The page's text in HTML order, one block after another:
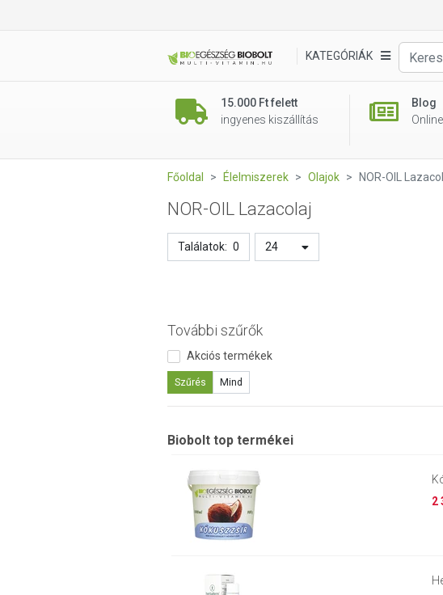
KATEGÓRIÁK
15.000 Ft felett
ingyenes kiszállítás
Blog
Főoldal Élelmiszerek Olajok NOR-OIL
További szűrők
Akciós termékek
Szűrés Mind
Biobolt top termékei
2
NOR-OIL Lazacolaj
Találatok: 0 24